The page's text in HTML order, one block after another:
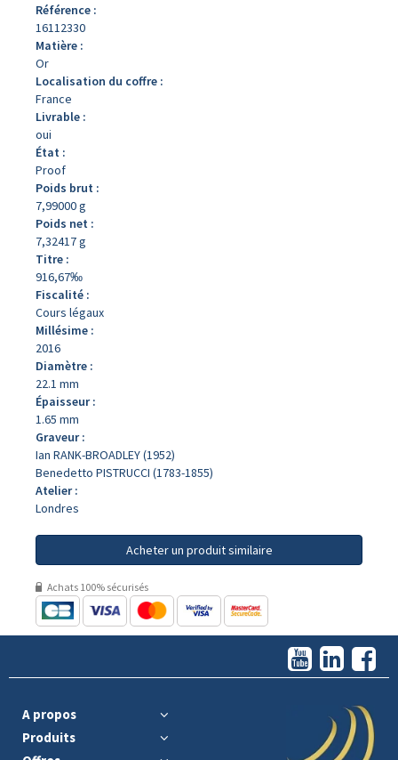
Référence :
16112330
Matière :
Or
Localisation du coffre :
France
Livrable :
oui
État :
Proof
Poids brut :
7,99000 g
Poids net :
7,32417 g
Titre :
916,67‰
Fiscalité :
Cours légaux
Millésime :
2016
Diamètre :
22.1 mm
Épaisseur :
1.65 mm
Graveur :
Ian RANK-BROADLEY (1952)
Benedetto PISTRUCCI (1783-1855)
Atelier :
Londres
Acheter un produit similaire
Achats 100% sécurisés
A propos
Produits